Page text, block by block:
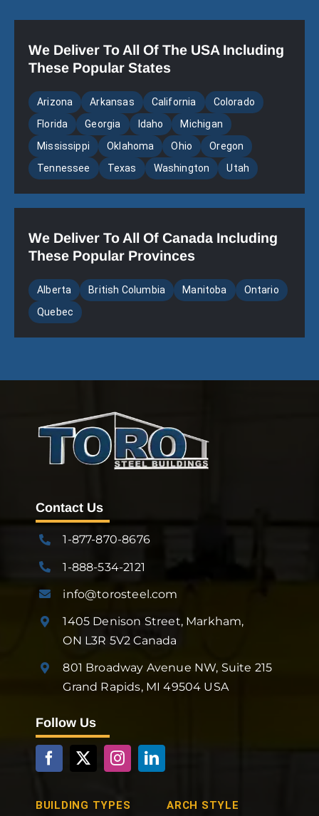
We Deliver To All Of The USA Including
These Popular States
Arizona Arkansas California
Colorado
Florida
Georgia Idaho
Michigan
Mississippi
Oklahoma Ohio
Oregon
Tennessee
Texas Washington Utah
We Deliver To All Of Canada Including
These Popular Provinces
Alberta British Columbia Manitoba
Ontario
Quebec
Contact Us
1-877-870-8676
1-888-534-2121
info@torosteel.com
1405 Denison Street, Markham,
ON L3R 5V2 Canada
801 Broadway Avenue NW, Suite 215
Grand Rapids, MI 49504 USA
Follow Us
BUILDING TYPES ARCH STYLE